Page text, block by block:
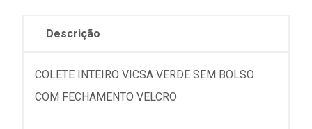
Descrição
COLETE INTEIRO VICSA VERDE SEM BOLSO
COM FECHAMENTO VELCRO